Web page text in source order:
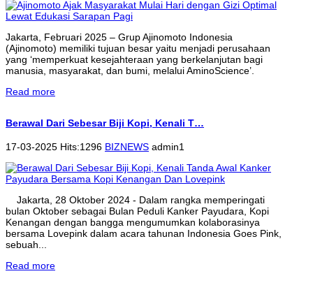
Jakarta, Februari 2025 – Grup Ajinomoto Indonesia
(Ajinomoto) memiliki tujuan besar yaitu menjadi perusahaan
yang ‘memperkuat kesejahteraan yang berkelanjutan bagi
manusia, masyarakat, dan bumi, melalui AminoScience’.
Read more
Berawal Dari Sebesar Biji Kopi, Kenali T…
17-03-2025 Hits:1296 BIZNEWS admin1
Jakarta, 28 Oktober 2024 - Dalam rangka memperingati
bulan Oktober sebagai Bulan Peduli Kanker Payudara, Kopi
Kenangan dengan bangga mengumumkan kolaborasinya
bersama Lovepink dalam acara tahunan Indonesia Goes Pink,
sebuah...
Read more